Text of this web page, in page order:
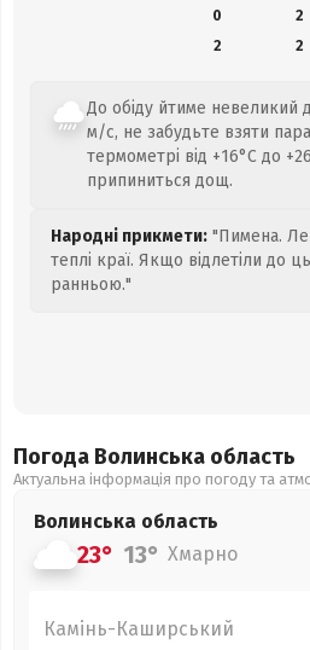
0
2
2
2
До обіду йтиме невеликий
м/с, не забудьте взяти
термометрі від +16°C до
припиниться дощ.
Народні прикмети: "Пимена.
теплі краї. Якщо відлетіли до
ранньою."
Погода Волинська область
Актуальна інформація про погоду та
Волинська область
23° 13° Хмарно
Камінь-Каширський